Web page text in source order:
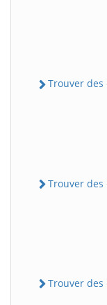
Trouver des
Trouver des
Trouver des